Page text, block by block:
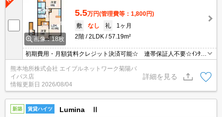
画像：18枚
5.5万円(管理費等：1,800円)
敷
なし 礼
1ヶ月
2階
2LDK 57.19m²
初期費用・月額賃料クレジット決済可能☆ 連帯保証人不要☆ｲﾝﾀｰﾈ
の最上角部屋♪
熊本地所株式会社 エイブルネットワーク菊陽バ
イパス店
情報更新日 2026/08/04
詳細を見る
新築 賃貸ハイツ Lumina Ⅱ